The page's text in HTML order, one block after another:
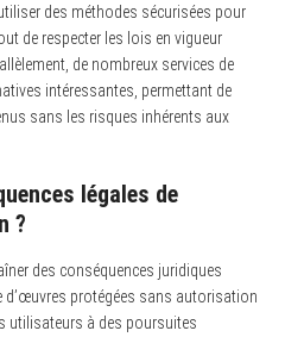
des méthodes sécurisées pour
de respecter les lois en vigueur
de nombreux services de
intéressantes, permettant de
sans les risques inhérents aux
légales de
?
des conséquences juridiques
d’œuvres protégées sans autorisation
utilisateurs à des poursuites